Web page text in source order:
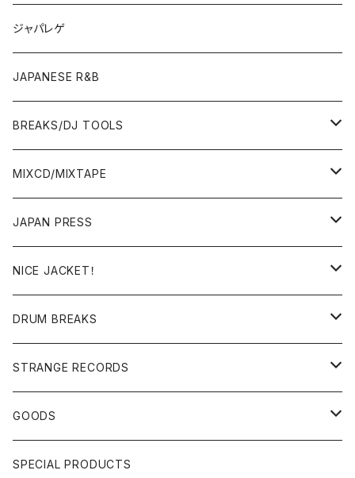
OTHERS
JAPANESE
OTHERS
ジャパレゲ
JAPANESE R&B
BREAKS/DJ TOOLS
BREAKS/MEGAMIX/CUT UP
RE-EDIT/DJ TOOLS
MIXCD/MIXTAPE
MIXCD
日本語ラップ
JAPANESE DJ
MIXTAPE
JAPAN PRESS
LP(+ OBI)
7"/12"
NICE JACKET！
DONUTS 45
GIRLS
HIPHOP CLASSIC GALLERY
日本語ラップ CLASSIC GALLERY
DRUM BREAKS
US/UK/OTHERS
JAPANESE
STRANGE RECORDS
DRUM DRUM DRUM/KARAOKE
パチソン/AUDIO CHECK/LIBRARY
GOODS
BOOK
SPECIAL PRODUCTS